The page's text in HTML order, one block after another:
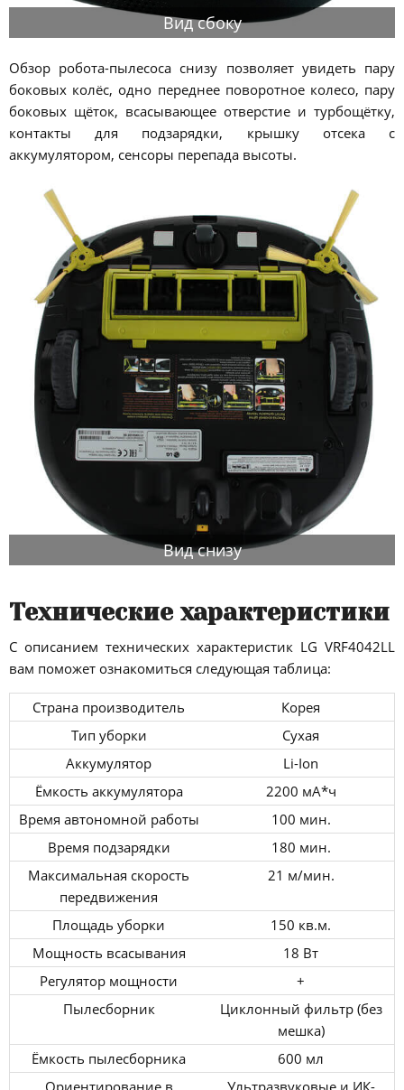
Вид сбоку
Обзор робота-пылесоса снизу позволяет увидеть пару
боковых колёс, одно переднее поворотное колесо, пару
боковых щёток, всасывающее отверстие и турбощётку,
контакты для подзарядки, крышку отсека с
аккумулятором, сенсоры перепада высоты.
Вид снизу
Технические характеристики
С описанием технических характеристик LG VRF4042LL
вам поможет ознакомиться следующая таблица:
Страна производитель
Корея
Тип уборки
Сухая
Аккумулятор
Li-Ion
Ёмкость аккумулятора
2200 мА*ч
Время автономной работы
100 мин.
Время подзарядки
180 мин.
Максимальная скорость
передвижения
21 м/мин.
Площадь уборки
150 кв.м.
Мощность всасывания
18 Вт
Регулятор мощности
+
Пылесборник
Циклонный фильтр (без
мешка)
Ёмкость пылесборника
600 мл
Ориентирование в
Ультразвуковые и ИК-